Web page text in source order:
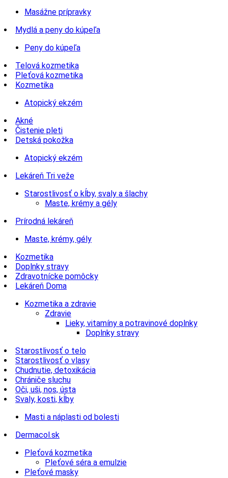
Masážne prípravky
Mydlá a peny do kúpeľa
Peny do kúpeľa
Telová kozmetika
Pleťová kozmetika
Kozmetika
Atopický ekzém
Akné
Čistenie pleti
Detská pokožka
Atopický ekzém
Lekáreň Tri veže
Starostlivosť o kĺby, svaly a šlachy
Maste, krémy a gély
Prírodná lekáreň
Maste, krémy, gély
Kozmetika
Doplnky stravy
Zdravotnícke pomôcky
Lekáreň Doma
Kozmetika a zdravie
Zdravie
Lieky, vitamíny a potravinové doplnky
Doplnky stravy
Starostlivosť o telo
Starostlivosť o vlasy
Chudnutie, detoxikácia
Chrániče sluchu
Oči, uši, nos, ústa
Svaly, kosti, kĺby
Masti a náplasti od bolesti
Dermacol.sk
Pleťová kozmetika
Pleťové séra a emulzie
Pleťové masky